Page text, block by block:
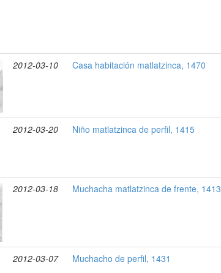
2012-03-10 Casa habitación matlatzinca, 1470
2012-03-20 Niño matlatzinca de perfil, 1415
2012-03-18 Muchacha matlatzinca de frente, 1413
2012-03-07 Muchacho de perfil, 1431